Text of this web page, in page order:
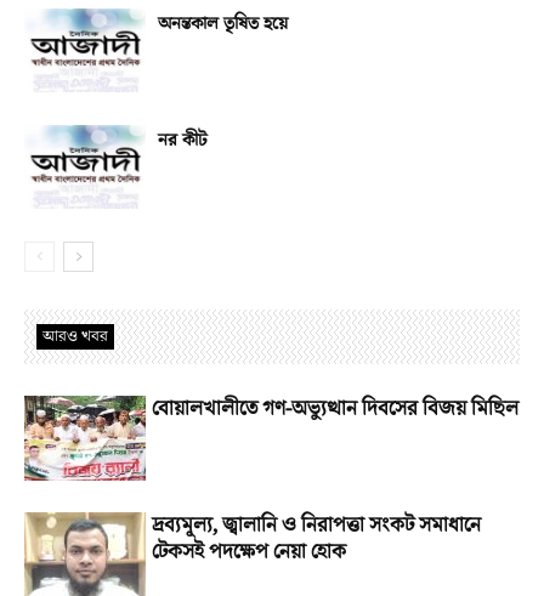
অনন্তকাল তৃষিত হয়ে
নর কীট
আরও খবর
বোয়ালখালীতে গণ-অভ্যুত্থান দিবসের বিজয় মিছিল
দ্রব্যমূল্য, জ্বালানি ও নিরাপত্তা সংকট সমাধানে
টেকসই পদক্ষেপ নেয়া হোক